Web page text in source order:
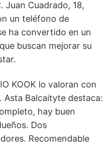
Juan Cuadrado, 18,
un teléfono de
ha convertido en un
buscan mejorar su
KOOK lo valoran con
Asta Balcaityte destaca:
hay buen
Dos
Recomendable